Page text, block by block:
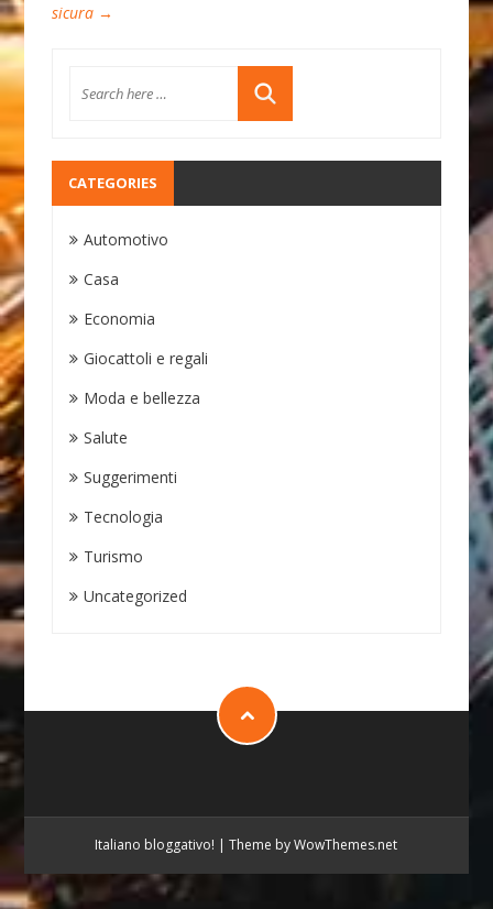
sicura →
CATEGORIES
Automotivo
Casa
Economia
Giocattoli e regali
Moda e bellezza
Salute
Suggerimenti
Tecnologia
Turismo
Uncategorized
Italiano bloggativo! |Theme by WowThemes.net